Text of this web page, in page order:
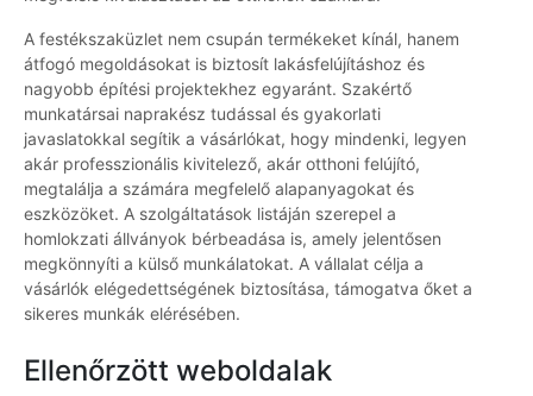
A festékszaküzlet nem csupán termékeket kínál, hanem
átfogó megoldásokat is biztosít lakásfelújításhoz és
nagyobb építési projektekhez egyaránt. Szakértő
munkatársai naprakész tudással és gyakorlati
javaslatokkal segítik a vásárlókat, hogy mindenki, legyen
akár professzionális kivitelező, akár otthoni felújító,
megtalálja a számára megfelelő alapanyagokat és
eszközöket. A szolgáltatások listáján szerepel a
homlokzati állványok bérbeadása is, amely jelentősen
megkönnyíti a külső munkálatokat. A vállalat célja a
vásárlók elégedettségének biztosítása, támogatva őket a
sikeres munkák elérésében.
Ellenőrzött weboldalak